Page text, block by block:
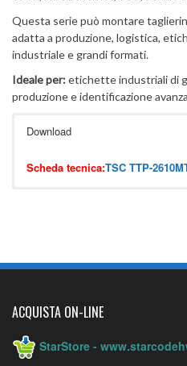
Questa serie può montare
adatta a produzione, logistica,
industriale e grandi formati.
Ideale per:etichette industriali di
produzione e identificazione
Download
Scheda tecnica:TSC TTP-
ACQUISTA ON-LINE
StarStore -